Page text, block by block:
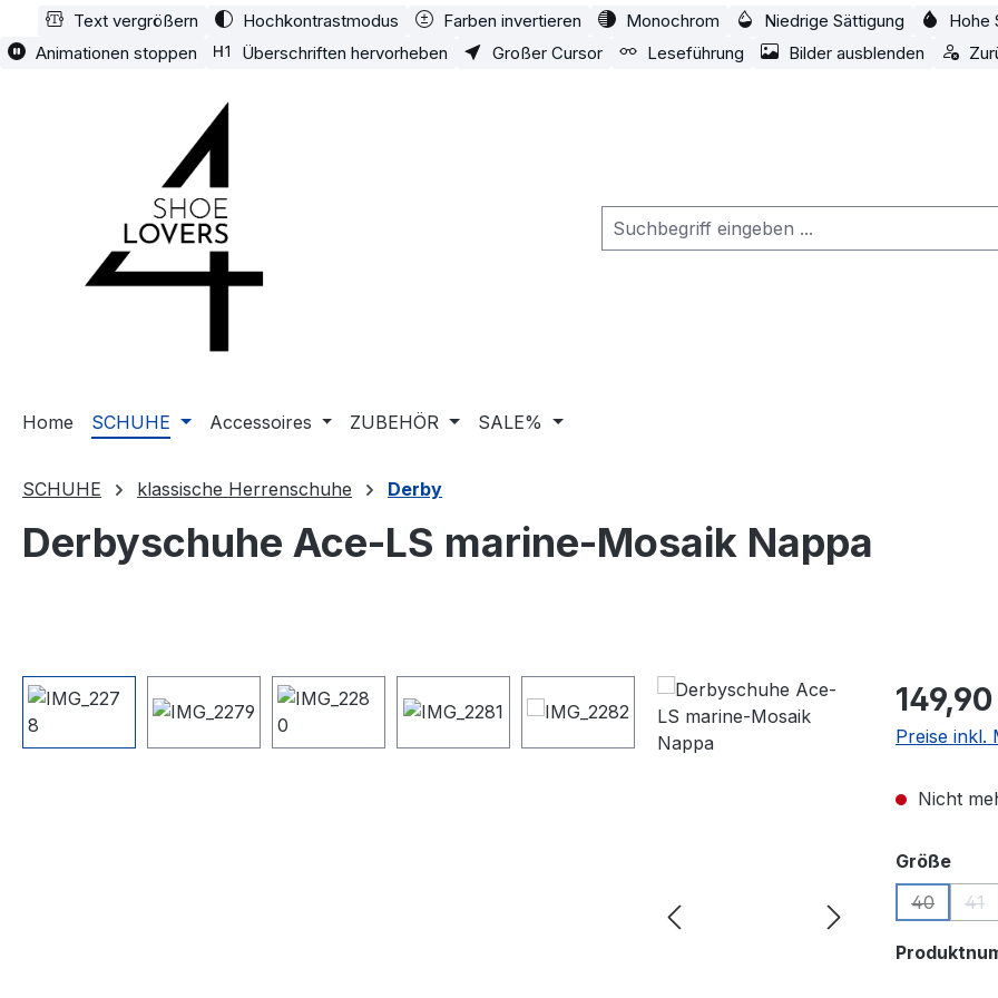
Hauptinhalt springen
Zur Suche springen
Zur Hauptnavigation springen
Text vergrößern Hochkontrastmodus Farben invertieren Monochrom Niedrige Sättigung Hohe
Animationen stoppen
Überschriften hervorheben Großer Cursor Leseführung Bilder ausblenden
Home SCHUHE Accessoires ZUBEHÖR SALE%
SCHUHE klassische Herrenschuhe Derby
Derbyschuhe Ace-LS marine-Mosaik Nappa
Bildergalerie überspringen Regulärer
Preise inkl.
Nicht
Größe
40
(Diese
41